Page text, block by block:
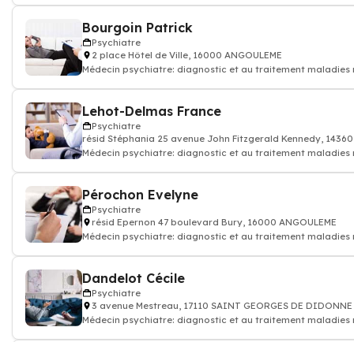
Bourgoin Patrick
Psychiatre
2 place Hôtel de Ville, 16000 ANGOULEME
Médecin psychiatre: diagnostic et au traitement maladies
Lehot-Delmas France
Psychiatre
résid Stéphania 25 avenue John Fitzgerald Kennedy, 14360
Médecin psychiatre: diagnostic et au traitement maladies
Pérochon Evelyne
Psychiatre
résid Epernon 47 boulevard Bury, 16000 ANGOULEME
Médecin psychiatre: diagnostic et au traitement maladies
Dandelot Cécile
Psychiatre
3 avenue Mestreau, 17110 SAINT GEORGES DE DIDONNE
Médecin psychiatre: diagnostic et au traitement maladies